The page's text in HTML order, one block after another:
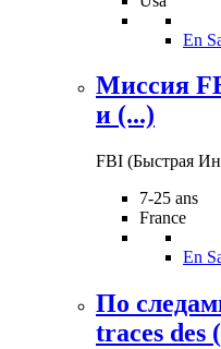
En
Миссия
и (...)
FBI (Быстрая
7-25 ans
France
En
По
traces des